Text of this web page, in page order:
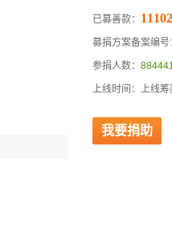
已募善款：
募捐方案备案编
参捐人数：
上线时间：上线
我要捐助